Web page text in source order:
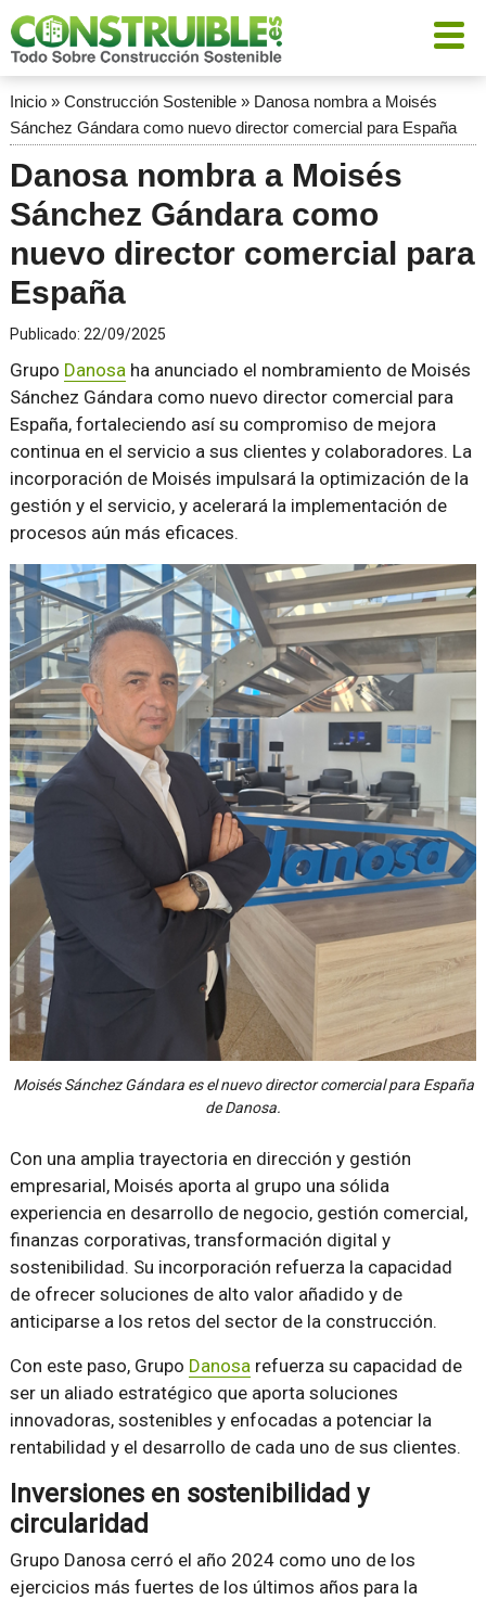
Inicio» Construcción Sostenible» Danosa nombra a Moisés
Sánchez Gándara como nuevo director comercial para España
Danosa nombra a Moisés
Sánchez Gándara como
nuevo director comercial para
España
Publicado: 22/09/2025
Grupo Danosaha anunciado el nombramiento de Moisés
Sánchez Gándara como nuevo director comercial para
España, fortaleciendo así su compromiso de mejora
continua en el servicio a sus clientes y colaboradores. La
incorporación de Moisés impulsará la optimización de la
gestión y el servicio, y acelerará la implementación de
procesos aún más eficaces.
Moisés Sánchez Gándara es el nuevo director comercial para España
de Danosa.
Con una amplia trayectoria en dirección y gestión
empresarial, Moisés aporta al grupo una sólida
experiencia en desarrollo de negocio, gestión comercial,
finanzas corporativas, transformación digital y
sostenibilidad. Su incorporación refuerza la capacidad
de ofrecer soluciones de alto valor añadido y de
anticiparse a los retos del sector de la construcción.
Con este paso, Grupo Danosarefuerza su capacidad de
ser un aliado estratégico que aporta soluciones
innovadoras, sostenibles y enfocadas a potenciar la
rentabilidad y el desarrollo de cada uno de sus clientes.
Inversiones en sostenibilidad y
circularidad
Grupo Danosa cerró el año 2024 como uno de los
ejercicios más fuertes de los últimos años para la